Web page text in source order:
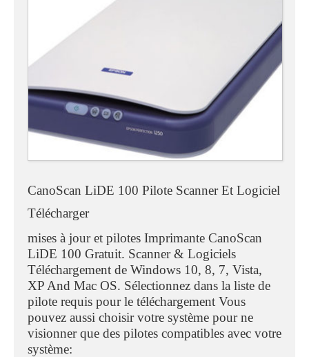
CanoScan LiDE 100 Pilote Scanner Et Logiciel
Télécharger
mises à jour et pilotes Imprimante CanoScan
LiDE 100 Gratuit. Scanner & Logiciels
Téléchargement de Windows 10, 8, 7, Vista,
XP And Mac OS. Sélectionnez dans la liste de
pilote requis pour le téléchargement Vous
pouvez aussi choisir votre système pour ne
visionner que des pilotes compatibles avec votre
système: